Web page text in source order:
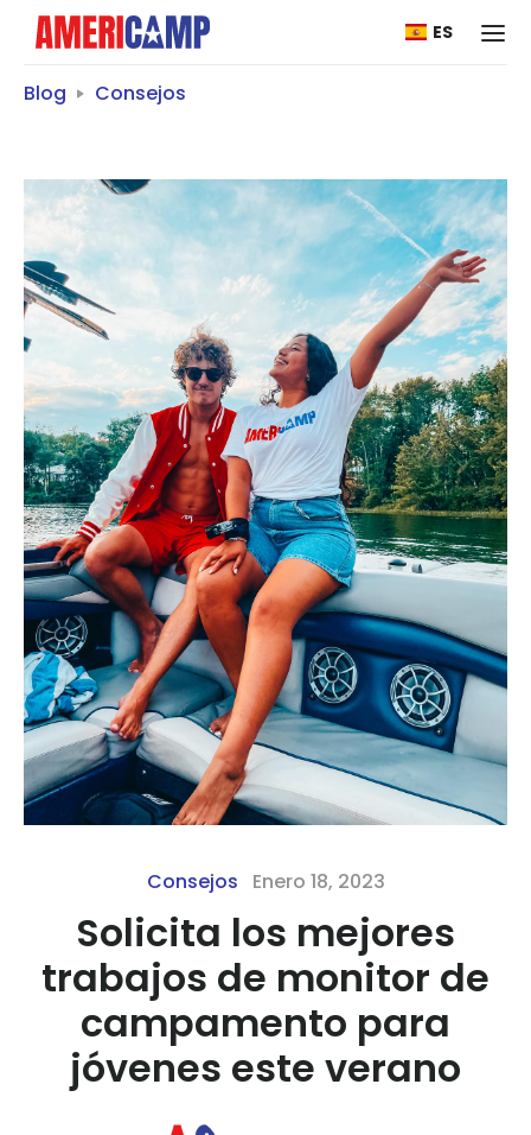
ES
Blog Consejos
Consejos Enero 18, 2023
Solicita los mejores
trabajos de monitor de
campamento para
jóvenes este verano